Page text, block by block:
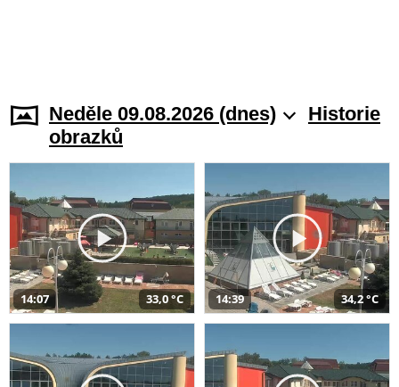
Neděle 09.08.2026 (dnes)
Historie
obrazků
14:07 33,0 °C 14:39 34,2 °C